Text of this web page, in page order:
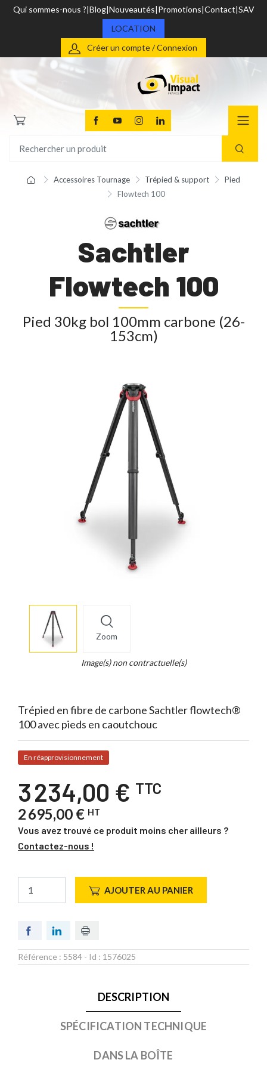
Qui sommes-nous ? Blog Nouveautés Promotions Contact SAV
LOCATION
Créer un compte / Connexion
Accessoires Tournage Trépied & support
Pied
Flowtech 100
Sachtler
Flowtech 100
Pied 30kg bol 100mm carbone (26-
153cm)
Zoom
info
Legend...
Image(s) non contractuelle(s)
Trépied en fibre de carbone Sachtler flowtech®
100 avec pieds en caoutchouc
En réapprovisionnement
3 234,00 € TTC
2 695,00 € HT
Vous avez trouvé ce produit moins cher ailleurs ?
Contactez-nous !
AJOUTER AU PANIER
Référence : 5584 - Id : 1576025
DESCRIPTION
SPÉCIFICATION TECHNIQUE
DANS LA BOÎTE